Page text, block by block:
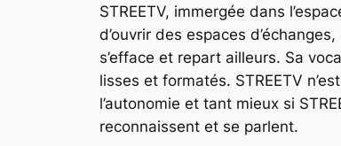
STREETV, immergée dans
d’ouvrir des espaces
s’efface et repart ailleurs. Sa
lisses et formatés. STREETV
l’autonomie et tant mieux si
reconnaissent et se parlent.